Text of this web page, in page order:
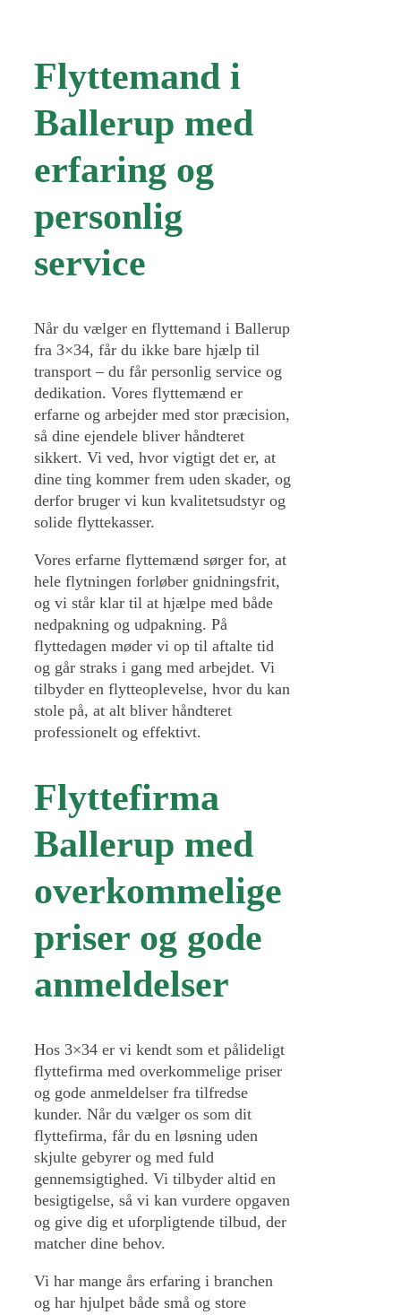
Flyttemand i
Ballerup med
erfaring og
personlig
service
Når du vælger en flyttemand i Ballerup
fra 3×34, får du ikke bare hjælp til
transport – du får personlig service og
dedikation. Vores flyttemænd er
erfarne og arbejder med stor præcision,
så dine ejendele bliver håndteret
sikkert. Vi ved, hvor vigtigt det er, at
dine ting kommer frem uden skader, og
derfor bruger vi kun kvalitetsudstyr og
solide flyttekasser.
Vores erfarne flyttemænd sørger for, at
hele flytningen forløber gnidningsfrit,
og vi står klar til at hjælpe med både
nedpakning og udpakning. På
flyttedagen møder vi op til aftalte tid
og går straks i gang med arbejdet. Vi
tilbyder en flytteoplevelse, hvor du kan
stole på, at alt bliver håndteret
professionelt og effektivt.
Flyttefirma
Ballerup med
overkommelige
priser og gode
anmeldelser
Hos 3×34 er vi kendt som et pålideligt
flyttefirma med overkommelige priser
og gode anmeldelser fra tilfredse
kunder. Når du vælger os som dit
flyttefirma, får du en løsning uden
skjulte gebyrer og med fuld
gennemsigtighed. Vi tilbyder altid en
besigtigelse, så vi kan vurdere opgaven
og give dig et uforpligtende tilbud, der
matcher dine behov.
Vi har mange års erfaring i branchen
og har hjulpet både små og store